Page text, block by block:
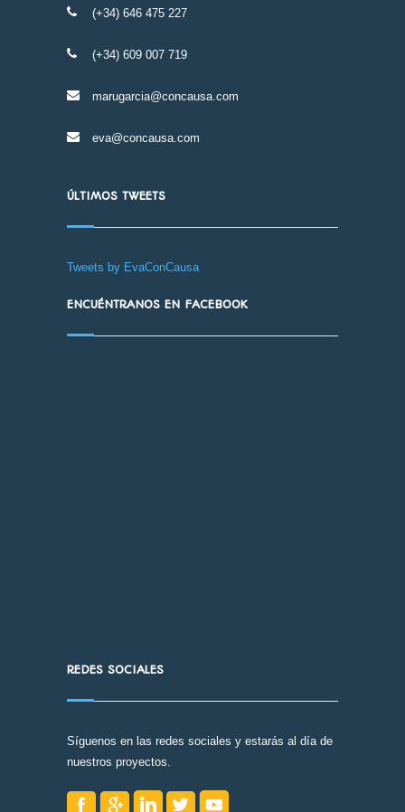
(+34) 646 475 227
(+34) 609 007 719
marugarcia@concausa.com
eva@concausa.com
ÚLTIMOS TWEETS
Tweets by EvaConCausa
ENCUÉNTRANOS EN FACEBOOK
REDES SOCIALES
Síguenos en las redes sociales y estarás al día de
nuestros proyectos.